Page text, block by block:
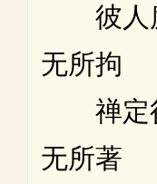
彼人
无所拘
禅定
无所著